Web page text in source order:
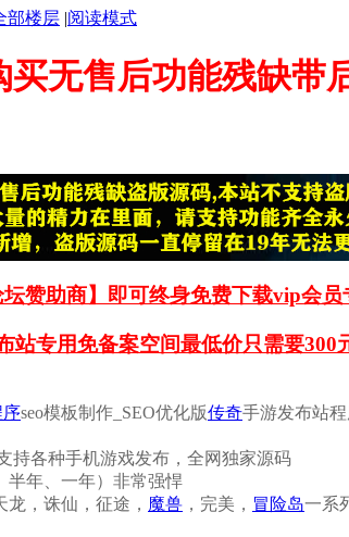
部楼层 |阅读模式
无售后功能残缺带
坛赞助商】即可终身免费下载vip会
站专用免备案空间最低价只需要300
序seo模板制作_SEO优化版传奇手游发布站
持各种手机游戏发布，全网独家源码
半年、一年）非常强悍
龙，诛仙，征途， 魔兽 ，完美， 冒险岛一系